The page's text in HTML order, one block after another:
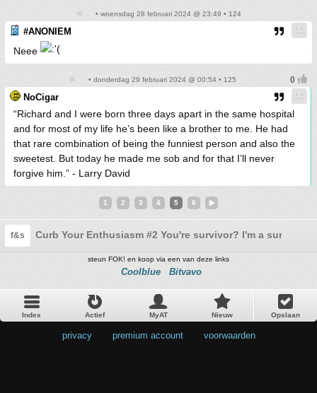
• woensdag 28 februari 2024 @ 23:49 • 124
#ANONIEM
Neee
• donderdag 29 februari 2024 @ 00:54 • 125
NoCigar
“Richard and I were born three days apart in the same hospital
and for most of my life he’s been like a brother to me. He had
that rare combination of being the funniest person and also the
sweetest. But today he made me sob and for that I’ll never
forgive him.” - Larry David
1 2 3 4 5 6
f&s Curb Your Enthusiasm #2 You're survivor? I'm a survivor!!
steun FOK! en koop via een van deze links
Coolblue Bitvavo
Index Actief MyAT Nieuw Opslaan
privacy premium account voorwaarden